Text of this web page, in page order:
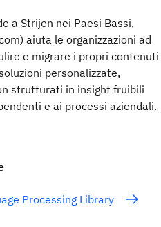
a Strijen nei Paesi Bassi,
aiuta le organizzazioni ad
e migrare i propri contenuti
personalizzate,
strutturati in insight fruibili
e ai processi aziendali.
Processing Library